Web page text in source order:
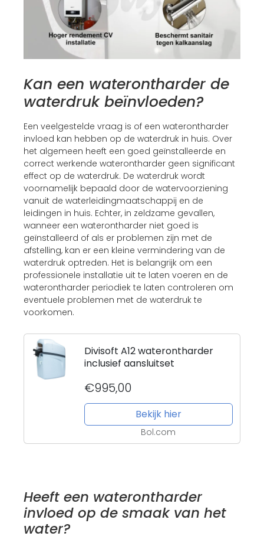
Kan een waterontharder de
waterdruk beïnvloeden?
Een veelgestelde vraag is of een waterontharder
invloed kan hebben op de waterdruk in huis. Over
het algemeen heeft een goed geïnstalleerde en
correct werkende waterontharder geen significant
effect op de waterdruk. De waterdruk wordt
voornamelijk bepaald door de watervoorziening
vanuit de waterleidingmaatschappij en de
leidingen in huis. Echter, in zeldzame gevallen,
wanneer een waterontharder niet goed is
geïnstalleerd of als er problemen zijn met de
afstelling, kan er een kleine vermindering van de
waterdruk optreden. Het is belangrijk om een
professionele installatie uit te laten voeren en de
waterontharder periodiek te laten controleren om
eventuele problemen met de waterdruk te
voorkomen.
Divisoft A12 waterontharder
inclusief aansluitset
€995,00
Bekijk hier
Bol.com
Heeft een waterontharder
invloed op de smaak van het
water?